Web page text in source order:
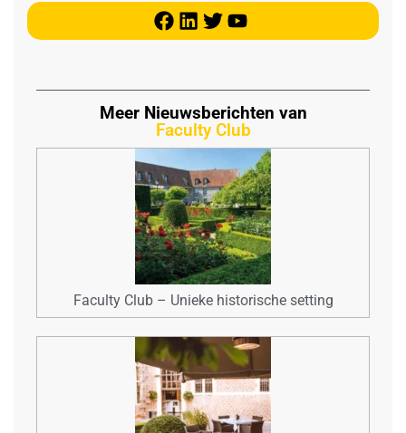
Meer Nieuwsberichten van
Faculty Club
Faculty Club – Unieke historische setting